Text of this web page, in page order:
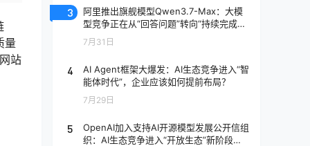
量
站
3
阿里推出旗舰模型Qwen3.7-Max：大模
型竞争正在从“回答问题”转向“持续完成任
务”
7月31日
4
AI Agent框架大爆发：AI生态竞争进入“智
能体时代”，企业应该如何提前布局？
7月29日
5
OpenAI加入支持AI开源模型发展公开信组
织：AI生态竞争进入“开放生态”新阶段，